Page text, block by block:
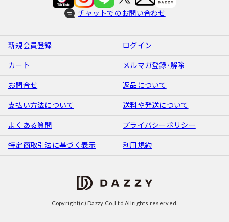
チャットでのお問い合わせ
新規会員登録 ログイン
カート メルマガ登録･解除
お問合せ 返品について
支払い方法について 送料や発送について
よくある質問 プライバシーポリシー
特定商取引法に基づく表示 利用規約
Copyright(c) Dazzy Co.,Ltd Allrights reserved.